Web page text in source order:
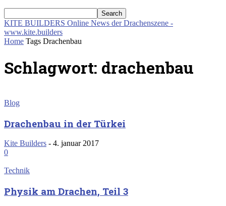
KITE BUILDERS Online News der Drachenszene -
www.kite.builders
Home Tags Drachenbau
Schlagwort: drachenbau
Blog
Drachenbau in der Türkei
Kite Builders - 4. januar 2017
0
Technik
Physik am Drachen, Teil 3